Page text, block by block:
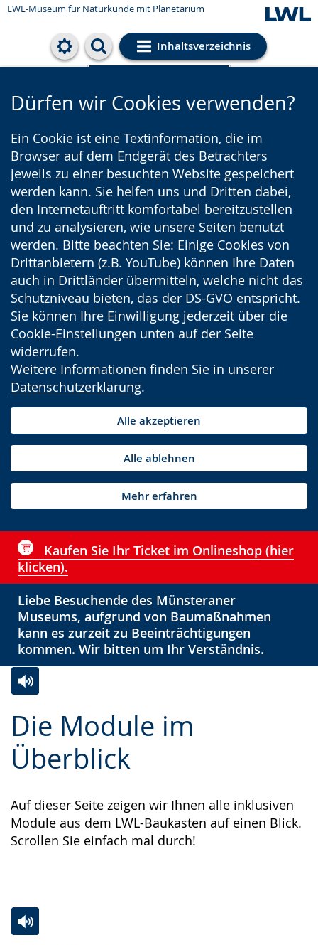
LWL-Museum für Naturkunde mit Planetarium
Inhaltsverzeichnis
Cookie-Einstellungen
Dürfen wir Cookies verwenden?
Ein Cookie ist eine Textinformation, die im
Browser auf dem Endgerät des Betrachters
jeweils zu einer besuchten Website gespeichert
werden kann. Sie helfen uns und Dritten dabei,
den Internetauftritt komfortabel bereitzustellen
und zu analysieren, wie unsere Seiten benutzt
werden. Bitte beachten Sie: Einige Cookies von
Drittanbietern (z.B. YouTube) können Ihre Daten
auch in Drittländer übermitteln, welche nicht das
Schutzniveau bieten, das der DS-GVO entspricht.
Sie können Ihre Einwilligung jederzeit über die
Cookie-Einstellungen unten auf der Seite
widerrufen.
Weitere Informationen finden Sie in unserer
Datenschutzerklärung.
Alle akzeptieren
Alle ablehnen
Mehr erfahren
Kaufen Sie Ihr Ticket im Onlineshop (hier
klicken).
Liebe Besuchende des Münsteraner
Museums, aufgrund von Baumaßnahmen
kann es zurzeit zu Beeinträchtigungen
kommen. Wir bitten um Ihr Verständnis.
Die Module im
Überblick
Auf dieser Seite zeigen wir Ihnen alle inklusiven
Module aus dem LWL-Baukasten auf einen Blick.
Scrollen Sie einfach mal durch!
Leichten
Sprache
wechseln.
Audio-
Unterstützung.
Video
in
Deutscher
wird
angezeigt.